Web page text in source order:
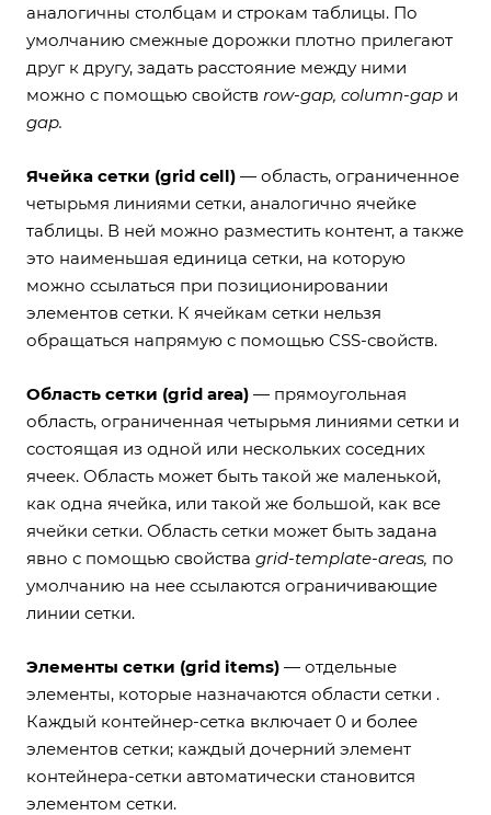
аналогичны столбцам и строкам таблицы. По
умолчанию смежные дорожки плотно прилегают
друг к другу, задать расстояние между ними
можно с помощью свойств row-gap, column-gap и
gap.
Ячейка сетки (grid cell) — область, ограниченное
четырьмя линиями сетки, аналогично ячейке
таблицы. В ней можно разместить контент, а также
это наименьшая единица сетки, на которую
можно ссылаться при позиционировании
элементов сетки. К ячейкам сетки нельзя
обращаться напрямую с помощью CSS-свойств.
Область сетки (grid area) — прямоугольная
область, ограниченная четырьмя линиями сетки и
состоящая из одной или нескольких соседних
ячеек. Область может быть такой же маленькой,
как одна ячейка, или такой же большой, как все
ячейки сетки. Область сетки может быть задана
явно с помощью свойства grid-template-areas, по
умолчанию на нее ссылаются ограничивающие
линии сетки.
Элементы сетки (grid items) — отдельные
элементы, которые назначаются области сетки .
Каждый контейнер-сетка включает 0 и более
элементов сетки; каждый дочерний элемент
контейнера-сетки автоматически становится
элементом сетки.